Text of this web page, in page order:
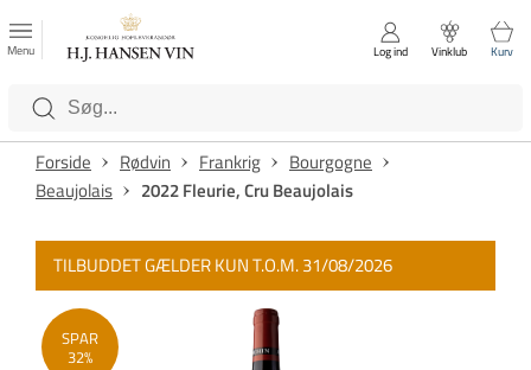
Luk
Kategorier
Menu Log ind Vinklub Kurv
Forside Rødvin Frankrig
Bourgogne
Beaujolais
2022 Fleurie, Cru Beaujolais
TILBUDDET GÆLDER KUN T.O.M. 31/08/2026
SPAR
32%